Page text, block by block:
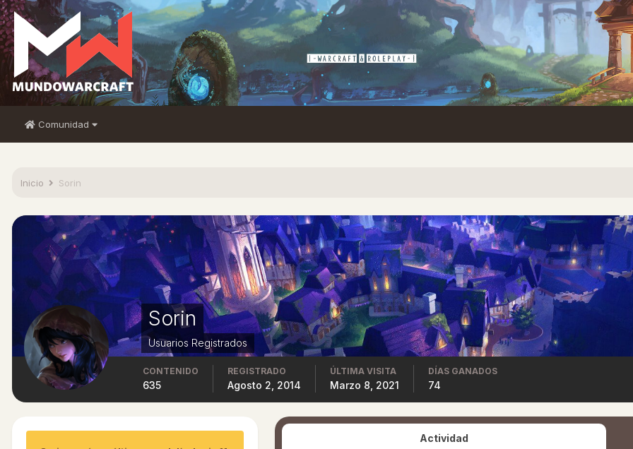
Comunidad
Inicio Sorin
Sorin
Usuarios Registrados
CONTENIDO
635
REGISTRADO
Agosto 2, 2014
ÚLTIMA VISITA
Marzo 8, 2021
DÍAS GANADOS
74
Actividad